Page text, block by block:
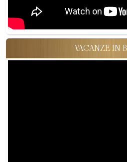
VACANZE IN